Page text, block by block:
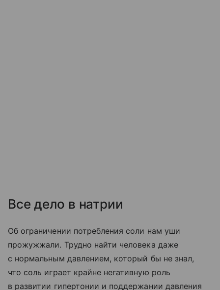
Все дело в натрии
Об ограничении потребления соли нам уши
прожужжали. Трудно найти человека даже
с нормальным давлением, который бы не знал,
что соль играет крайне негативную роль
в развитии гипертонии и поддержании давления